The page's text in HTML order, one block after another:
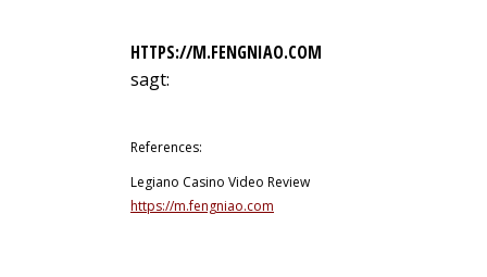
HTTPS://M.FENGNIAO.COM
sagt:
References:
Legiano Casino Video Review
https://m.fengniao.com